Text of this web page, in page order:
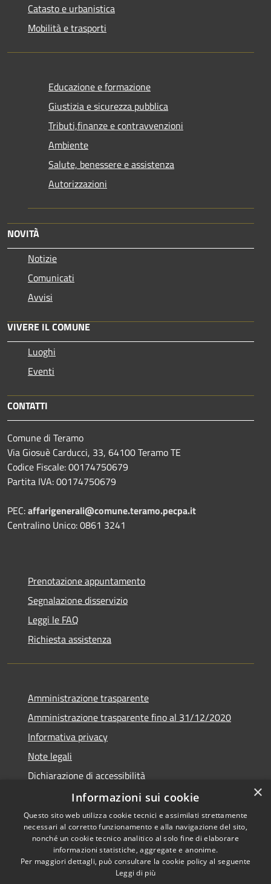
Catasto e urbanistica
Mobilità e trasporti
Educazione e formazione
Giustizia e sicurezza pubblica
Tributi,finanze e contravvenzioni
Ambiente
Salute, benessere e assistenza
Autorizzazioni
NOVITÀ
Notizie
Comunicati
Avvisi
VIVERE IL COMUNE
Luoghi
Eventi
CONTATTI
Comune di Teramo
Via Giosuè Carducci, 33, 64100 Teramo TE
Codice Fiscale: 00174750679
Partita IVA: 00174750679
PEC:affarigenerali@comune.teramo.pecpa.it
Centralino Unico: 0861 3241
Prenotazione appuntamento
Segnalazione disservizio
Leggi le FAQ
Richiesta assistenza
Amministrazione trasparente
Amministrazione trasparente fino al 31/12/2020
Informativa privacy
Note legali
Dichiarazione di accessibilità
Accessibilità
Privacy
Copyright © 2026 • Comune di
Teramo • Powered by
Municipium• Accesso
×
Informazioni sui cookie
Questo sito web utilizza cookie tecnici e assimilati strettamente
necessari al corretto funzionamento e alla navigazione del sito,
nonché un cookie tecnico analitico al solo fine di elaborare
informazioni statistiche, aggregate e anonime.
Per maggiori dettagli, può consultare la cookie policy al seguente
Leggi di più